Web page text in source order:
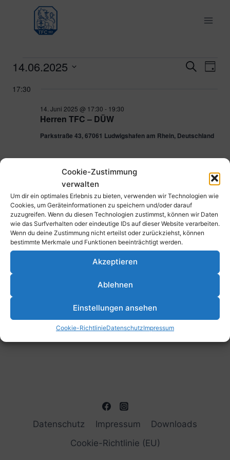
Cookie-Zustimmung
verwalten
Um dir ein optimales Erlebnis zu bieten, verwenden wir Technologien wie
Cookies, um Geräteinformationen zu speichern und/oder darauf
zuzugreifen. Wenn du diesen Technologien zustimmst, können wir Daten
wie das Surfverhalten oder eindeutige IDs auf dieser Website verarbeiten.
Wenn du deine Zustimmung nicht erteilst oder zurückziehst, können
bestimmte Merkmale und Funktionen beeinträchtigt werden.
Akzeptieren
Ablehnen
Einstellungen ansehen
Cookie-RichtlinieDatenschutzImpressum
springen
Veranstaltungen
für
Juni
SucheTag
14.06.2025
wählen.
17:30
Herren TFC – DÜW
14. Juni 2025 @ 17:30 - 19:30
Parkstraße 43, 67061 Ludwigshafen am Rhein, Deutschland
Nächster Tag
Kalender abonnieren
Datenschutz Impressum
Downloads
Cookie-Richtlinie (EU)